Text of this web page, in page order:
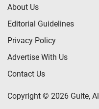
About Us
Editorial Guidelines
Privacy Policy
Advertise With Us
Contact Us
Copyright © 2026 Gulte,